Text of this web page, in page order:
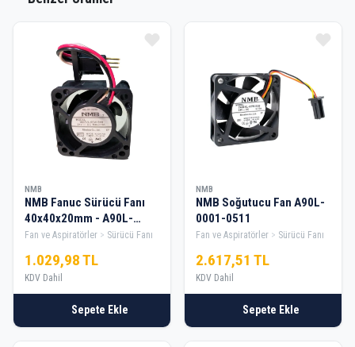
NMB
NMB Fanuc Sürücü Fanı
40x40x20mm - A90L-
0001-0507#A
Fan ve Aspiratörler Sürücü Fanı
1.029,98 TL
KDV Dahil
Sepete Ekle
NMB
NMB Soğutucu Fan A90L-
0001-0511
Fan ve Aspiratörler Sürücü Fanı
2.617,51 TL
KDV Dahil
Sepete Ekle